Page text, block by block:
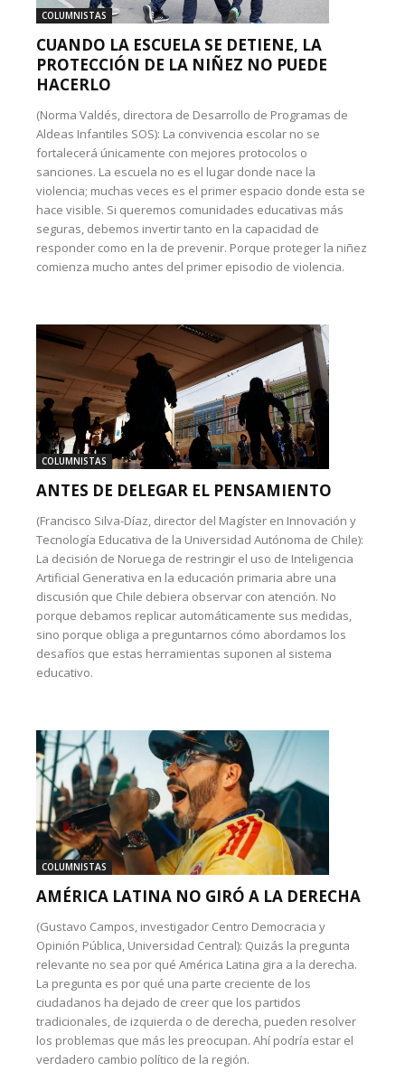
COLUMNISTAS
CUANDO LA ESCUELA SE DETIENE, LA
PROTECCIÓN DE LA NIÑEZ NO PUEDE
HACERLO
(Norma Valdés, directora de Desarrollo de Programas de
Aldeas Infantiles SOS): La convivencia escolar no se
fortalecerá únicamente con mejores protocolos o
sanciones. La escuela no es el lugar donde nace la
violencia; muchas veces es el primer espacio donde esta se
hace visible. Si queremos comunidades educativas más
seguras, debemos invertir tanto en la capacidad de
responder como en la de prevenir. Porque proteger la niñez
comienza mucho antes del primer episodio de violencia.
COLUMNISTAS
ANTES DE DELEGAR EL PENSAMIENTO
(Francisco Silva-Díaz, director del Magíster en Innovación y
Tecnología Educativa de la Universidad Autónoma de Chile):
La decisión de Noruega de restringir el uso de Inteligencia
Artificial Generativa en la educación primaria abre una
discusión que Chile debiera observar con atención. No
porque debamos replicar automáticamente sus medidas,
sino porque obliga a preguntarnos cómo abordamos los
desafíos que estas herramientas suponen al sistema
educativo.
COLUMNISTAS
AMÉRICA LATINA NO GIRÓ A LA DERECHA
(Gustavo Campos, investigador Centro Democracia y
Opinión Pública, Universidad Central): Quizás la pregunta
relevante no sea por qué América Latina gira a la derecha.
La pregunta es por qué una parte creciente de los
ciudadanos ha dejado de creer que los partidos
tradicionales, de izquierda o de derecha, pueden resolver
los problemas que más les preocupan. Ahí podría estar el
verdadero cambio político de la región.